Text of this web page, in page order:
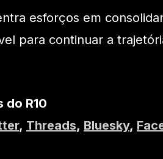
esforços em
para continuar a
do R10
, Threads, Bluesky,